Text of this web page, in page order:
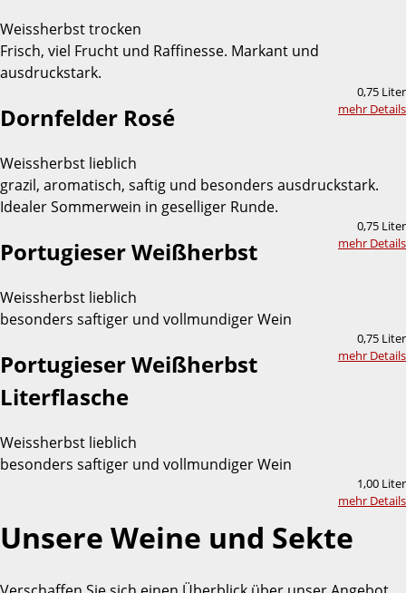
Weissherbst trocken
Frisch, viel Frucht und Raffinesse. Markant und
ausdruckstark.
0,75 Liter
mehr Details
Dornfelder Rosé
Weissherbst lieblich
grazil, aromatisch, saftig und besonders ausdruckstark.
Idealer Sommerwein in geselliger Runde.
0,75 Liter
mehr Details
Portugieser Weißherbst
Weissherbst lieblich
besonders saftiger und vollmundiger Wein
0,75 Liter
mehr Details
Portugieser Weißherbst
Literflasche
Weissherbst lieblich
besonders saftiger und vollmundiger Wein
1,00 Liter
mehr Details
Unsere Weine und Sekte